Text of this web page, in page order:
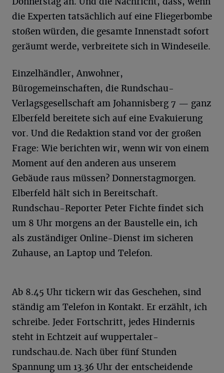
die Experten tatsächlich auf eine Fliegerbombe
stoßen würden, die gesamte Innenstadt sofort
geräumt werde, verbreitete sich in Windeseile.
Einzelhändler, Anwohner,
Bürogemeinschaften, die Rundschau-
Verlagsgesellschaft am Johannisberg 7 — ganz
Elberfeld bereitete sich auf eine Evakuierung
vor. Und die Redaktion stand vor der großen
Frage: Wie berichten wir, wenn wir von einem
Moment auf den anderen aus unserem
Gebäude raus müssen? Donnerstagmorgen.
Elberfeld hält sich in Bereitschaft.
Rundschau-Reporter Peter Fichte findet sich
um 8 Uhr morgens an der Baustelle ein, ich
als zuständiger Online-Dienst im sicheren
Zuhause, an Laptop und Telefon.
Ab 8.45 Uhr tickern wir das Geschehen, sind
ständig am Telefon in Kontakt. Er erzählt, ich
schreibe. Jeder Fortschritt, jedes Hindernis
steht in Echtzeit auf wuppertaler-
rundschau.de. Nach über fünf Stunden
Spannung um 13.36 Uhr der entscheidende